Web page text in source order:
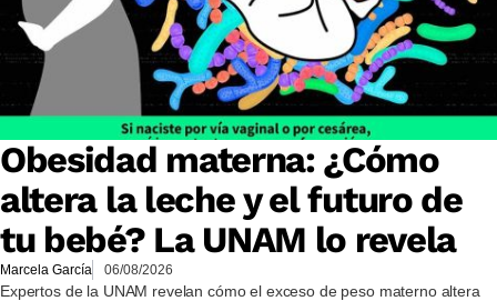
Obesidad materna: ¿Cómo
altera la leche y el futuro de
tu bebé? La UNAM lo revela
Marcela García 06/08/2026
Expertos de la UNAM revelan cómo el exceso de peso materno altera